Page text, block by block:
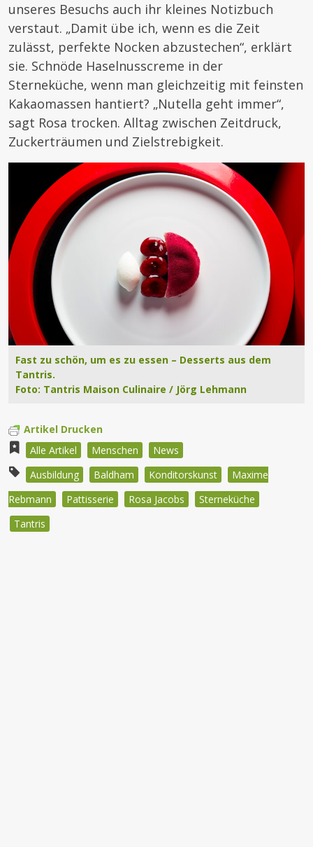
unseres Besuchs auch ihr kleines Notizbuch
verstaut. „Damit übe ich, wenn es die Zeit
zulässt, perfekte Nocken abzustechen“, erklärt
sie. Schnöde Haselnusscreme in der
Sterneküche, wenn man gleichzeitig mit feinsten
Kakaomassen hantiert? „Nutella geht immer“,
sagt Rosa trocken. Alltag zwischen Zeitdruck,
Zuckerträumen und Zielstrebigkeit.
Fast zu schön, um es zu essen – Desserts aus dem
Tantris.
Foto: Tantris Maison Culinaire / Jörg Lehmann
Artikel Drucken
Alle Artikel
Menschen
News
Ausbildung
Baldham Konditorskunst
Maxime
Rebmann
Pattisserie Rosa Jacobs
Sterneküche
Tantris